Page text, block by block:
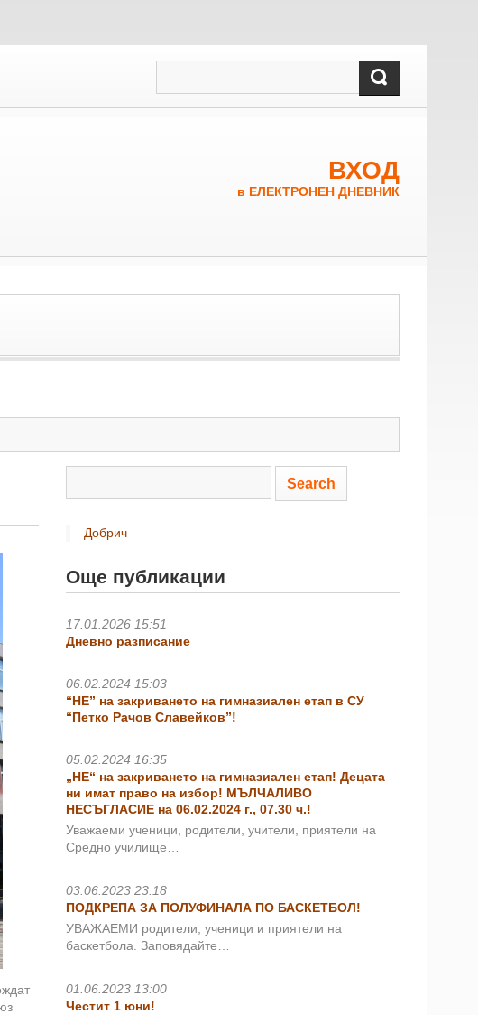
ВХОД
в ЕЛЕКТРОНЕН ДНЕВНИК
Добрич
Още публикации
17.01.2026 15:51
Дневно разписание
06.02.2024 15:03
“НЕ” на закриването на гимназиален етап в СУ
“Петко Рачов Славейков”!
05.02.2024 16:35
„НЕ“ на закриването на гимназиален етап! Децата
ни имат право на избор! МЪЛЧАЛИВО
НЕСЪГЛАСИЕ на 06.02.2024 г., 07.30 ч.!
Уважаеми ученици, родители, учители, приятели на
Средно училище…
03.06.2023 23:18
ПОДКРЕПА ЗА ПОЛУФИНАЛА ПО БАСКЕТБОЛ!
УВАЖАЕМИ родители, ученици и приятели на
баскетбола. Заповядайте…
01.06.2023 13:00
Честит 1 юни!